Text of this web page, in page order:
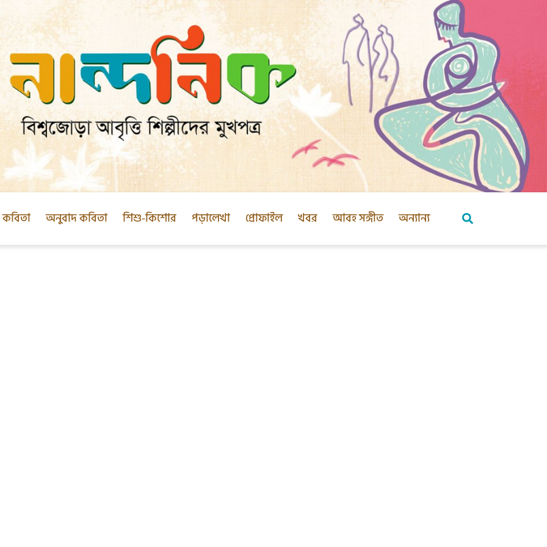
কবিতা অনুবাদ কবিতা শিশু-কিশোর পড়ালেখা প্রোফাইল খবর আবহ সঙ্গীত অন্যান্য